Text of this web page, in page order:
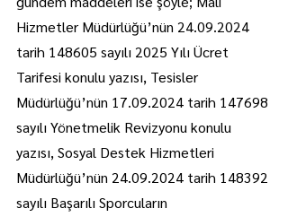
Hizmetler Müdürlüğü’nün 24.09.2024
tarih 148605 sayılı 2025 Yılı Ücret
Tarifesi konulu yazısı, Tesisler
Müdürlüğü’nün 17.09.2024 tarih 147698
sayılı Yönetmelik Revizyonu konulu
yazısı, Sosyal Destek Hizmetleri
Müdürlüğü’nün 24.09.2024 tarih 148392
sayılı Başarılı Sporcuların